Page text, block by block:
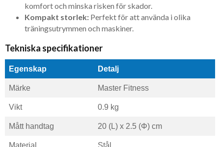
komfort och minska risken för skador.
Kompakt storlek: Perfekt för att använda i olika
träningsutrymmen och maskiner.
Tekniska specifikationer
Egenskap Detalj
Märke Master Fitness
Vikt 0.9 kg
Mått handtag 20 (L) x 2.5 (Φ) cm